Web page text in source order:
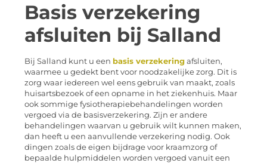
Basis verzekering
afsluiten bij Salland
Bij Salland kunt u een basis verzekering afsluiten,
waarmee u gedekt bent voor noodzakelijke zorg. Dit is
zorg waar iedereen wel eens gebruik van maakt, zoals
huisartsbezoek of een opname in het ziekenhuis. Maar
ook sommige fysiotherapiebehandelingen worden
vergoed via de basisverzekering. Zijn er andere
behandelingen waarvan u gebruik wilt kunnen maken,
dan heeft u een aanvullende verzekering nodig. Ook
dingen zoals de eigen bijdrage voor kraamzorg of
bepaalde hulpmiddelen worden vergoed vanuit een